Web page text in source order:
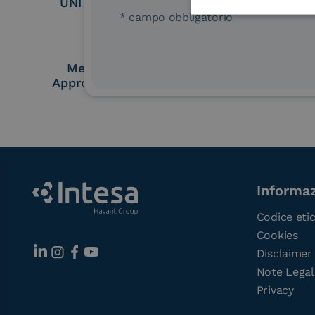
Membro Adobe
Approved Trust List
* campo obbligatorio
Codice
Cookies
Disclaimer
Note
Privacy